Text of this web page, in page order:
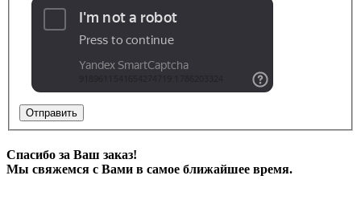
Отправить
Спасибо за Ваш заказ!
Мы свяжемся с Вами в самое ближайшее время.